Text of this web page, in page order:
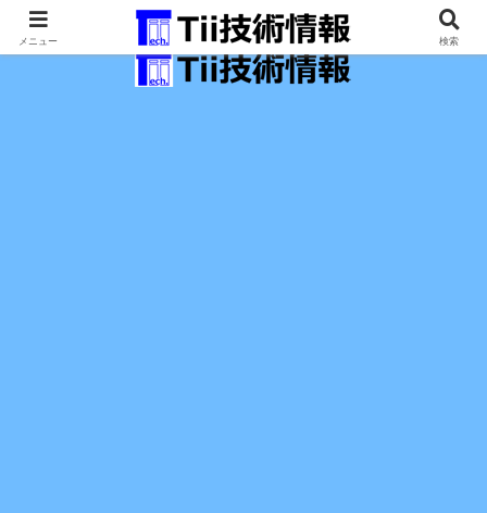
最新の科学技術の情報インフラ。
メニュー 検索